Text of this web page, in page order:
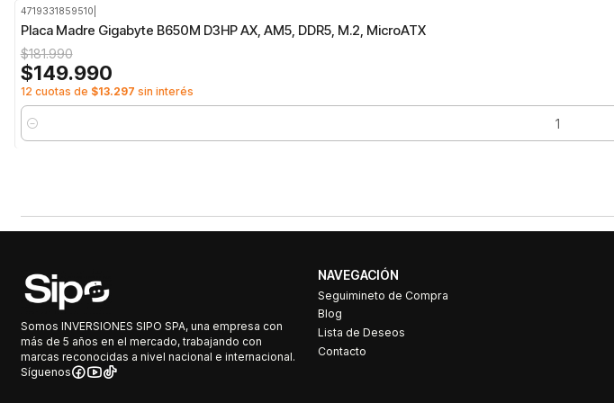
4719331859510
Placa Madre Gigabyte B650M D3HP AX, AM5, DDR5, M.2, MicroATX
$181.990
$149.990
12 cuotas de $13.297 sin interés
Cantidad
Somos INVERSIONES SIPO SPA, una empresa con
más de 5 años en el mercado, trabajando con
marcas reconocidas a nivel nacional e internacional.
Síguenos
NAVEGACIÓN
Seguimineto de Compra
Blog
Lista de Deseos
Contacto